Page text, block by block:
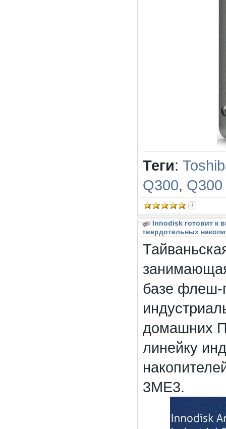
Теги:
Q300,
1
Innodisk готовит к
твердотельных
базе флеш-
домашних
линейку
3ME3.